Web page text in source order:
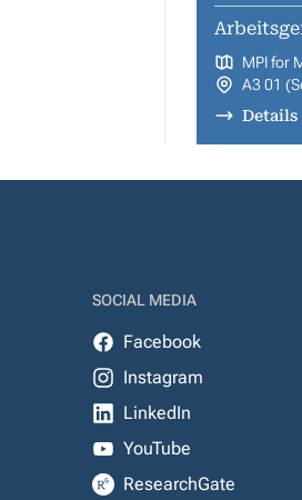
MPI for
A3 01
Details
SOCIAL MEDIA
Facebook
Instagram
LinkedIn
YouTube
ResearchGate